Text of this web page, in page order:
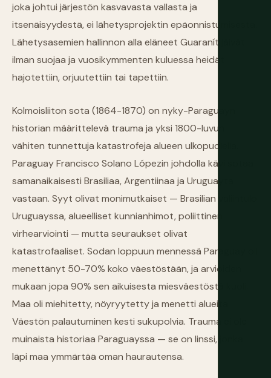
joka johtui järjestön kasvavasta vallasta ja
itsenäisyydestä, ei lähetysprojektin epäonnistumisesta.
Lähetysasemien hallinnon alla eläneet Guaranít jäivät
ilman suojaa ja vuosikymmenten kuluessa heidät
hajotettiin, orjuutettiin tai tapettiin.
Kolmoisliiton sota (1864-1870) on nyky-Paraguayn
historian määrittelevä trauma ja yksi 1800-luvun
vähiten tunnettuja katastrofeja alueen ulkopuolella.
Paraguay Francisco Solano Lópezin johdolla kävi sotaa
samanaikaisesti Brasiliaa, Argentiinaa ja Uruguayta
vastaan. Syyt olivat monimutkaiset — Brasilian väliintulo
Uruguayssa, alueelliset kunnianhimot, poliittinen
virhearviointi — mutta seuraukset olivat
katastrofaaliset. Sodan loppuun mennessä Paraguay oli
menettänyt 50-70% koko väestöstään, ja arvioiden
mukaan jopa 90% sen aikuisesta miesväestöstä kuoli.
Maa oli miehitetty, nöyryytetty ja menetti alueita.
Väestön palautuminen kesti sukupolvia. Trauma ei ole
muinaista historiaa Paraguayssa — se on linssi, jonka
läpi maa ymmärtää oman haurautensa.